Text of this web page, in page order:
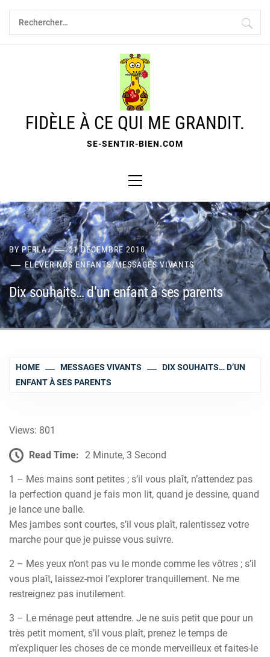
Skip
content
Rechercher :
FIDÈLE À CE QUI ME GRANDIT.
SE-SENTIR-BIEN.COM
Menu
BYPERLA
21 DÉCEMBRE 2018
ELEVER NOS ENFANTS/MESSAGES VIVANTS
Dix souhaits… d’un enfant à ses parents
HOME MESSAGES VIVANTS
DIX SOUHAITS… D’UN
ENFANT À SES PARENTS
Views: 801
Read Time: 2 Minute, 3 Second
1 – Mes mains sont petites ; s’il vous plaît, n’attendez pas
la perfection quand je fais mon lit, quand je dessine, quand
je lance une balle.
Mes jambes sont courtes, s’il vous plaît, ralentissez votre
marche pour que je puisse vous suivre.
2 – Mes yeux n’ont pas vu le monde comme les vôtres ; s’il
vous plaît, laissez-moi l’explorer tranquillement. Ne me
restreignez pas inutilement.
3 – Le ménage peut attendre. Je ne suis petit que pour un
très petit moment, s’il vous plaît, prenez le temps de
m’expliquer les choses de ce monde merveilleux et faites-le